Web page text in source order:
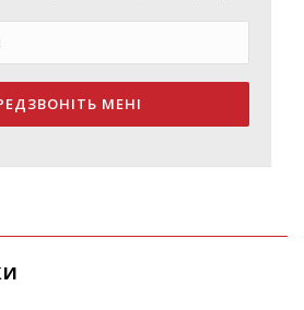
МЕНІ